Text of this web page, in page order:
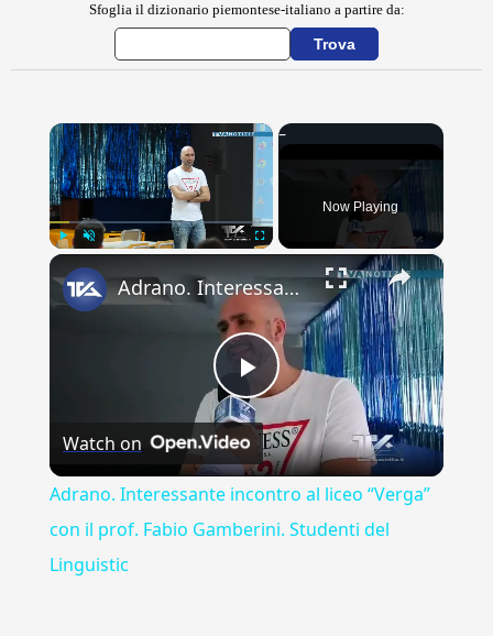
Sfoglia il dizionario piemontese-italiano a partire da:
×
Now Playing
×
Play
Video
Adrano. Interessante incontro al liceo “Verga” con il prof. Fabio Gamberini. Studenti del Linguistic
Watch on
Adrano. Interessante incontro al liceo “Verga”
con il prof. Fabio Gamberini. Studenti del
Linguistic